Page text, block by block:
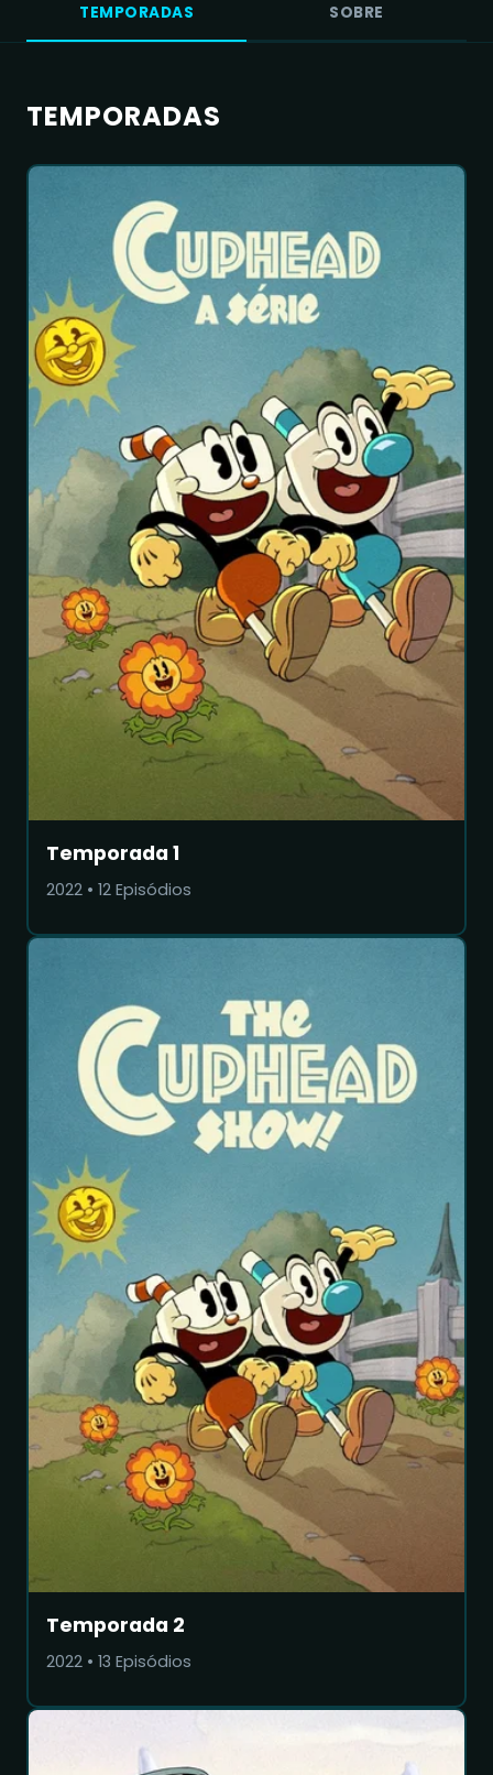
TEMPORADAS SOBRE
TEMPORADAS
Temporada 1
2022 • 12 Episódios
Temporada 2
2022 • 13 Episódios